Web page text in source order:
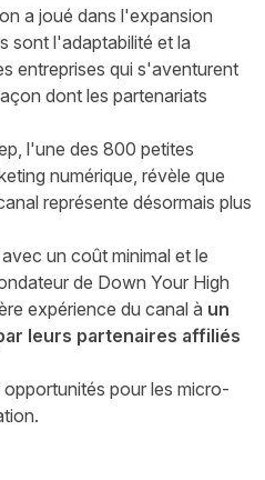
a joué dans l'expansion
sont l'adaptabilité et la
entreprises qui s'aventurent
dont les partenariats
, l'une des 800 petites
numérique, révèle que
représente désormais plus
un coût minimal et le
de Down Your High
expérience du canal à un
leurs partenaires affiliés
pour les micro-